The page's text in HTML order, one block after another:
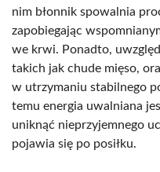
nim błonnik spowalnia
zapobiegając
we krwi. Ponadto,
takich jak chude mięso,
w utrzymaniu stabilnego
temu energia uwalniana
uniknąć nieprzyjemnego
pojawia się po posiłku.